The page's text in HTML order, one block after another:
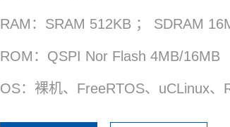
RAM：SRAM 512KB ； SDRAM
ROM：QSPI Nor Flash 4MB/16MB
OS：裸机、FreeRTOS、uCLinux、